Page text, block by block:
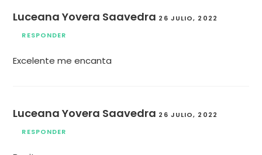
Luceana Yovera Saavedra 26 JULIO, 2022
RESPONDER
Excelente me encanta
Luceana Yovera Saavedra 26 JULIO, 2022
RESPONDER